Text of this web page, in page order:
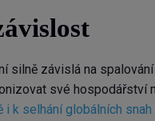
silně závislá na
své hospodářství
i k selhání globálních snah